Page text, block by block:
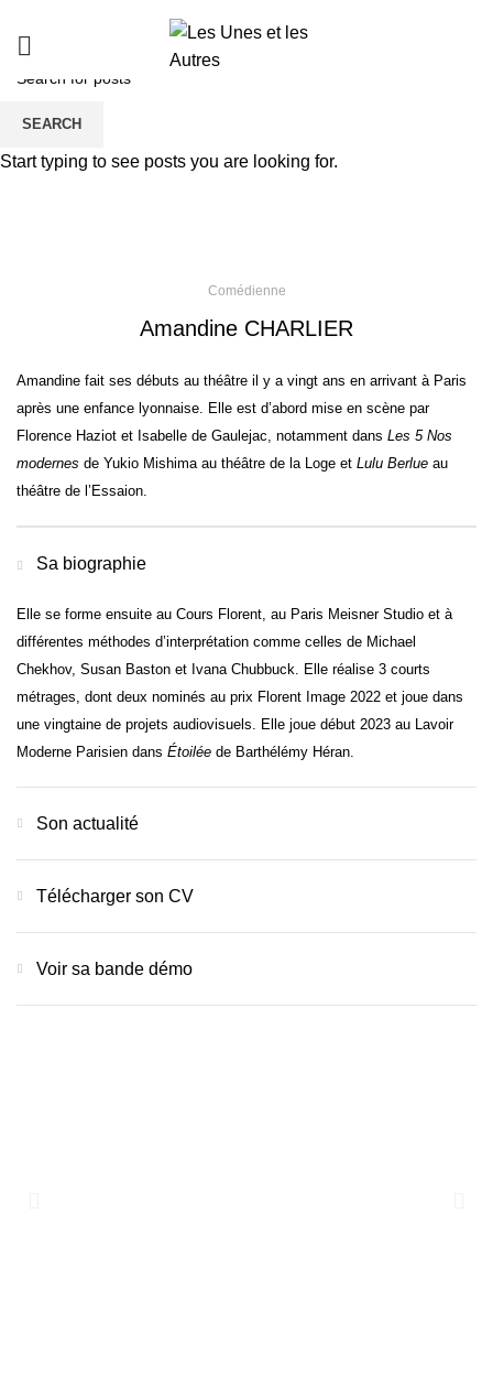
Amandine CHARLIER
Comédienne
Amandine CHARLIER
Amandine fait ses débuts au théâtre il y a vingt ans en arrivant à Paris
après une enfance lyonnaise. Elle est d’abord mise en scène par
Florence Haziot et Isabelle de Gaulejac, notamment dans Les 5 Nos
modernes de Yukio Mishima au théâtre de la Loge et Lulu Berlue au
théâtre de l’Essaion.
Sa biographie
Elle se forme ensuite au Cours Florent, au Paris Meisner Studio et à
différentes méthodes d’interprétation comme celles de Michael
Chekhov, Susan Baston et Ivana Chubbuck. Elle réalise 3 courts
métrages, dont deux nominés au prix Florent Image 2022 et joue dans
une vingtaine de projets audiovisuels. Elle joue début 2023 au Lavoir
Moderne Parisien dans Étoilée de Barthélémy Héran.
Son actualité
Télécharger son CV
Voir sa bande démo
SEARCH
Start typing to see posts you are looking for.